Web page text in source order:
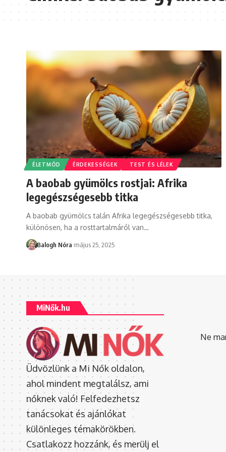
ÉLETMÓD ÉRDEKESSÉGEK TEST ÉS LÉLEK
A baobab gyümölcs rostjai: Afrika
legegészségesebb titka
A baobab gyümölcs talán Afrika legegészségesebb titka,
különösen, ha a rosttartalmáról van…
Balogh Nóra május 25, 2025
MiNők.hu
Üdvözlünk a Mi Nők oldalon,
ahol mindent megtalálsz, ami
nőknek való! Felfedezhetsz
tanácsokat és ajánlókat
különleges témakörökben.
Csatlakozz hozzánk, és merülj el
Ne